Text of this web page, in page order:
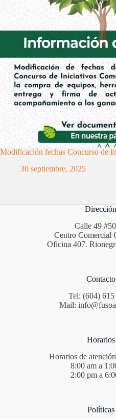
Modificación fechas Concurso de
30 septiembre, 2025
Dirección
Calle 49
Centro Comercial
Oficina 407.
Contacto
Tel: (604)
Mail:
Horarios
Horarios de
8:00 am a
2:00 pm a
Políticas